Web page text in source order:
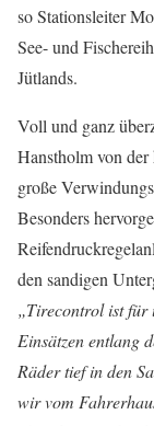
so Stationsleiter
See- und
Jütlands.
Voll und ganz
Hanstholm von
große
Besonders
den sandigen
„Tirecontrol ist für
Einsätzen entlang
Räder tief in den
wir vom